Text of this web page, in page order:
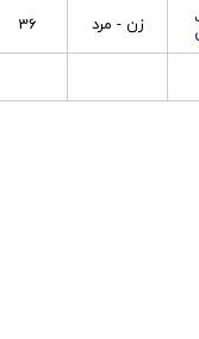
زن - مرد 36